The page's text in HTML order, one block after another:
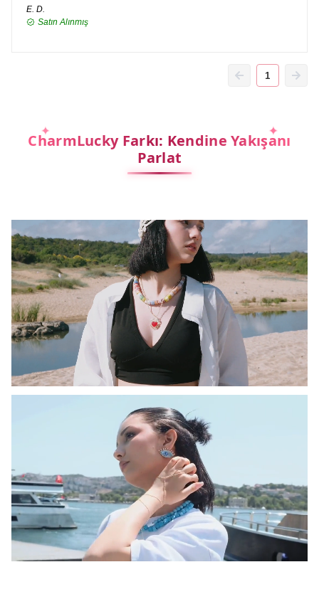
E. D.
Satın Alınmış
1
CharmLucky Farkı: Kendine Yakışanı
Parlat